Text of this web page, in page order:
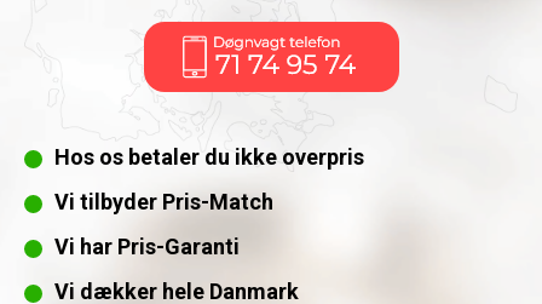
Hos os betaler du ikke overpris
Vi tilbyder Pris-Match
Vi har Pris-Garanti
Vi dækker hele Danmark